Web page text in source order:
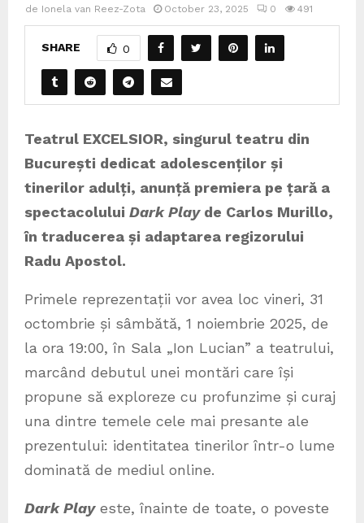
de Ionela van Reez-Zota October 23, 2025 0 491
SHARE 0
Teatrul EXCELSIOR, singurul teatru din
București dedicat adolescenților și
tinerilor adulți, anunță premiera pe țară a
spectacolului Dark Playde Carlos Murillo,
în traducerea și adaptarea regizorului
Radu Apostol.
Primele reprezentații vor avea loc vineri, 31
octombrie și sâmbătă, 1 noiembrie 2025, de
la ora 19:00, în Sala „Ion Lucian” a teatrului,
marcând debutul unei montări care își
propune să exploreze cu profunzime și curaj
una dintre temele cele mai presante ale
prezentului: identitatea tinerilor într-o lume
dominată de mediul online.
Dark Playeste, înainte de toate, o poveste